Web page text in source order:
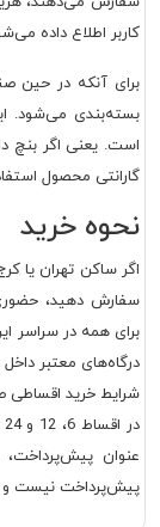
کاربر اطلاع داده
برای آنکه در حین
بسته‌بندی می‌شود.
است. یعنی اگر بنچ
گارانتی محصول
نحوه خرید
اگر ساکن تهران یا
سفارش دهید، حضوری
برای همه در سراسر
درگاه‌های معتبر
شرایط خرید اقساطی
عنوان
پیش‌پرداخت نیست و کل مبلغ در 4 قسط بدون